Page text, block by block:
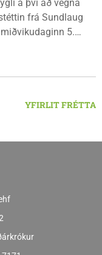
á því að vegna
frá Sundlaug
5.
YFIRLIT FRÉTTA